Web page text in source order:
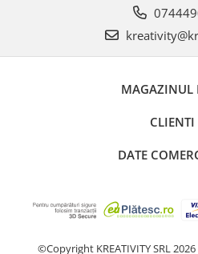
MAGAZINUL
CLIENTI
DATE
©Copyright KREATIVITY SRL 2026